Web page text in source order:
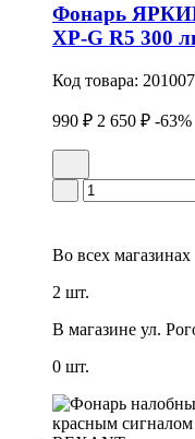
Фонарь
XP-G R5 300
Код товара: 201007
990 ₽ 2 650 ₽ -63%
Во всех магазинах
2 шт.
В магазине ул.
0 шт.